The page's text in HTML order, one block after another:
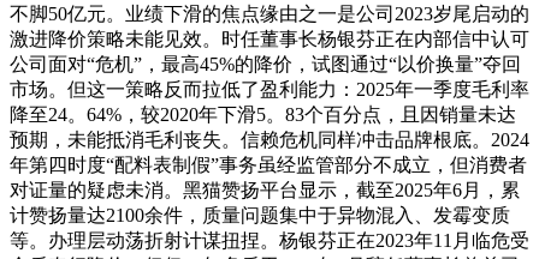
不脚50亿元。业绩下滑的焦点缘由之一是公司2023岁尾启动的
激进降价策略未能见效。时任董事长杨银芬正在内部信中认可
公司面对“危机”，最高45%的降价，试图通过“以价换量”夺回
市场。但这一策略反而拉低了盈利能力：2025年一季度毛利率
降至24。64%，较2020年下滑5。83个百分点，且因销量未达
预期，未能抵消毛利丧失。信赖危机同样冲击品牌根底。2024
年第四时度“配料表制假”事务虽经监管部分不成立，但消费者
对证量的疑虑未消。黑猫赞扬平台显示，截至2025年6月，累
计赞扬量达2100余件，质量问题集中于异物混入、发霉变质
等。办理层动荡折射计谋扭捏。杨银芬正在2023年11月临危受